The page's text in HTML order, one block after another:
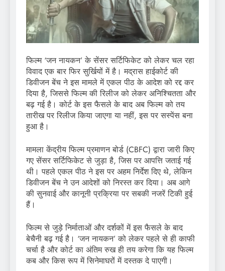
फिल्म ‘जन नायकन’ के सेंसर सर्टिफिकेट को लेकर चल रहा
विवाद एक बार फिर सुर्खियों में है। मद्रास हाईकोर्ट की
डिवीजन बेंच ने इस मामले में एकल पीठ के आदेश को रद्द कर
दिया है, जिससे फिल्म की रिलीज को लेकर अनिश्चितता और
बढ़ गई है। कोर्ट के इस फैसले के बाद अब फिल्म को तय
तारीख पर रिलीज किया जाएगा या नहीं, इस पर सस्पेंस बना
हुआ है।
मामला केंद्रीय फिल्म प्रमाणन बोर्ड (CBFC) द्वारा जारी किए
गए सेंसर सर्टिफिकेट से जुड़ा है, जिस पर आपत्ति जताई गई
थी। पहले एकल पीठ ने इस पर अहम निर्देश दिए थे, लेकिन
डिवीजन बेंच ने उन आदेशों को निरस्त कर दिया। अब आगे
की सुनवाई और कानूनी प्रक्रिया पर सबकी नजरें टिकी हुई
हैं।
फिल्म से जुड़े निर्माताओं और दर्शकों में इस फैसले के बाद
बेचैनी बढ़ गई है। ‘जन नायकन’ को लेकर पहले से ही काफी
चर्चा है और कोर्ट का अंतिम रुख ही तय करेगा कि यह फिल्म
कब और किस रूप में सिनेमाघरों में दस्तक दे पाएगी।